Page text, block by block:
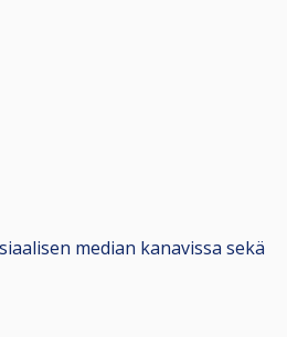
median kanavissa sekä